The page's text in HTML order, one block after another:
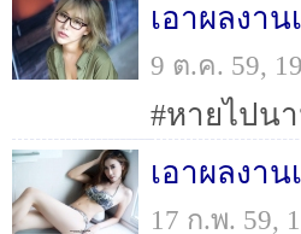
เอาผลงา
9 ต.ค. 59,
#หายไปน
เอาผลงา
17 ก.พ. 59,